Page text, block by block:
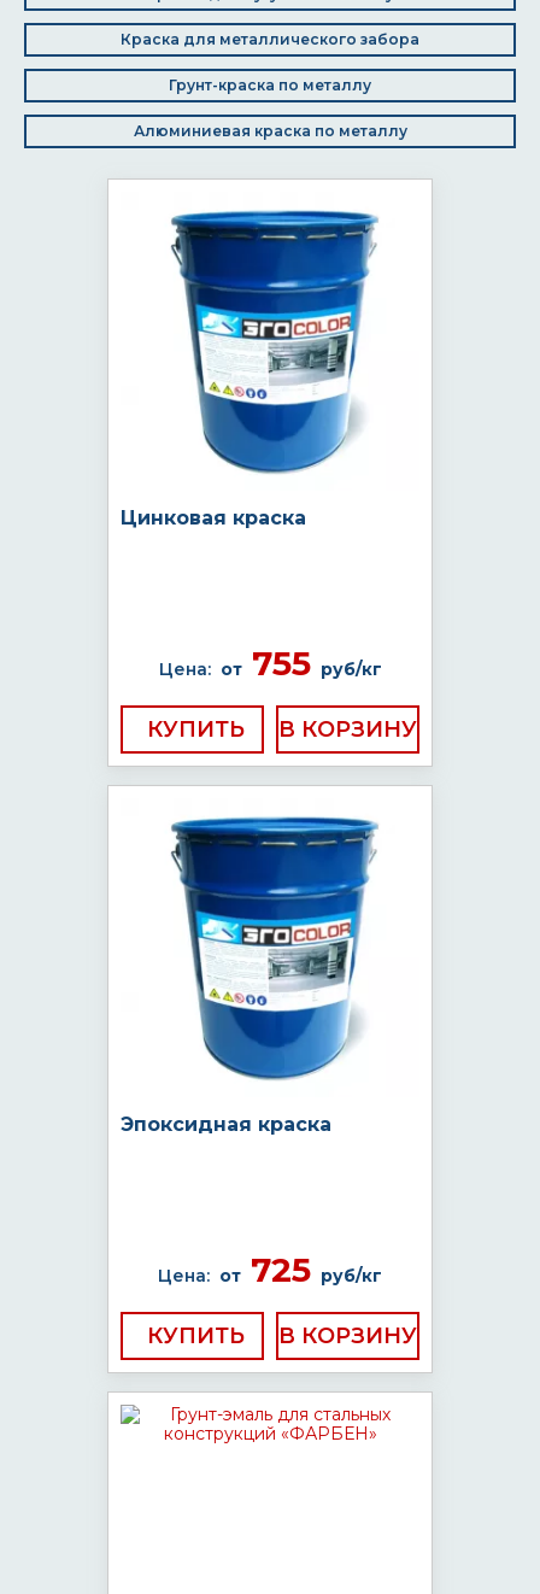
Краска для металлического забора
Грунт-краска по металлу
Алюминиевая краска по металлу
Цинковая краска
Цена: от755 руб/кг
КУПИТЬ
Эпоксидная краска
Цена: от 725 руб/кг
КУПИТЬ